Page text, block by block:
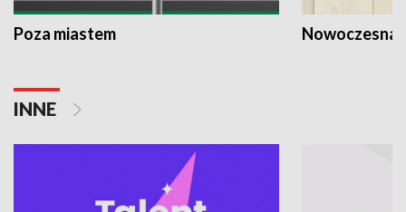
Poza miastem Nowoczesna
INNE